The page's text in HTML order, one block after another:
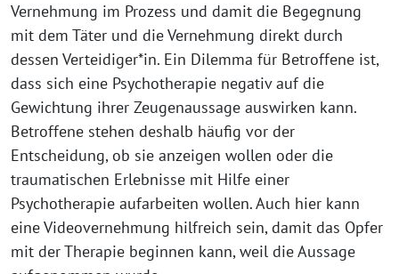
Vernehmung im Prozess und damit die Begegnung
mit dem Täter und die Vernehmung direkt durch
dessen Verteidiger*in. Ein Dilemma für Betroffene ist,
dass sich eine Psychotherapie negativ auf die
Gewichtung ihrer Zeugenaussage auswirken kann.
Betroffene stehen deshalb häufig vor der
Entscheidung, ob sie anzeigen wollen oder die
traumatischen Erlebnisse mit Hilfe einer
Psychotherapie aufarbeiten wollen. Auch hier kann
eine Videovernehmung hilfreich sein, damit das Opfer
mit der Therapie beginnen kann, weil die Aussage